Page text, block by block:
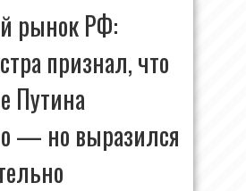
рынок РФ:
признал, что
Путина
— но выразился